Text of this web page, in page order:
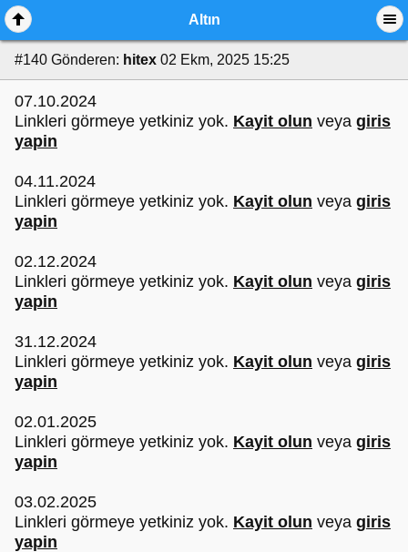
Altın
#140 Gönderen: hitex 02 Ekm, 2025 15:25
07.10.2024
Linkleri görmeye yetkiniz yok. Kayit olun veya giris
yapin
04.11.2024
Linkleri görmeye yetkiniz yok. Kayit olun veya giris
yapin
02.12.2024
Linkleri görmeye yetkiniz yok. Kayit olun veya giris
yapin
31.12.2024
Linkleri görmeye yetkiniz yok. Kayit olun veya giris
yapin
02.01.2025
Linkleri görmeye yetkiniz yok. Kayit olun veya giris
yapin
03.02.2025
Linkleri görmeye yetkiniz yok. Kayit olun veya giris
yapin